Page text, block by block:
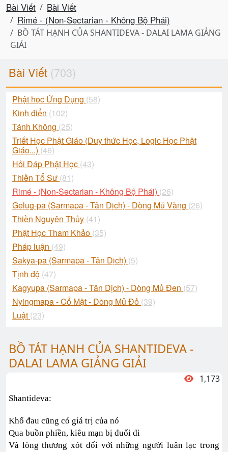
Bài Viết
Bài Viết
Rimé - (Non-Sectarian - Không Bộ Phái)
BỒ TÁT HẠNH CỦA SHANTIDEVA - DALAI LAMA GIẢNG
GIẢI
Bài Viết (703)
Phật học Ứng Dụng (58)
Kinh điển (102)
Tánh Không (25)
Triết Học Phật Giáo (Duy thức Học, Logic Học Phật
Giáo...) (46)
Hỏi Đáp Phật Học (43)
Thiền Tổ Sư (81)
Rimé - (Non-Sectarian - Không Bộ Phái) (26)
Gelug-pa (Sarmapa - Tân Dịch) - Dòng Mủ Vàng (26)
Thiền Nguyên Thủy (41)
Phật Học Tham Khảo (35)
Pháp luận (49)
Sakya-pa (Sarmapa - Tân Dịch) (5)
Tịnh độ (47)
Kagyupa (Sarmapa - Tân Dịch) - Dòng Mủ Đen (57)
Nyingmapa - Cổ Mật - Dòng Mủ Đỏ (39)
Luật (23)
BỒ TÁT HẠNH CỦA SHANTIDEVA -
DALAI LAMA GIẢNG GIẢI
1,173
Shantideva:
Khổ đau cũng có giá trị của nó
Qua buồn phiền, kiêu mạn bị đuổi đi
Và lòng thương xót đối với những người luân lạc trong